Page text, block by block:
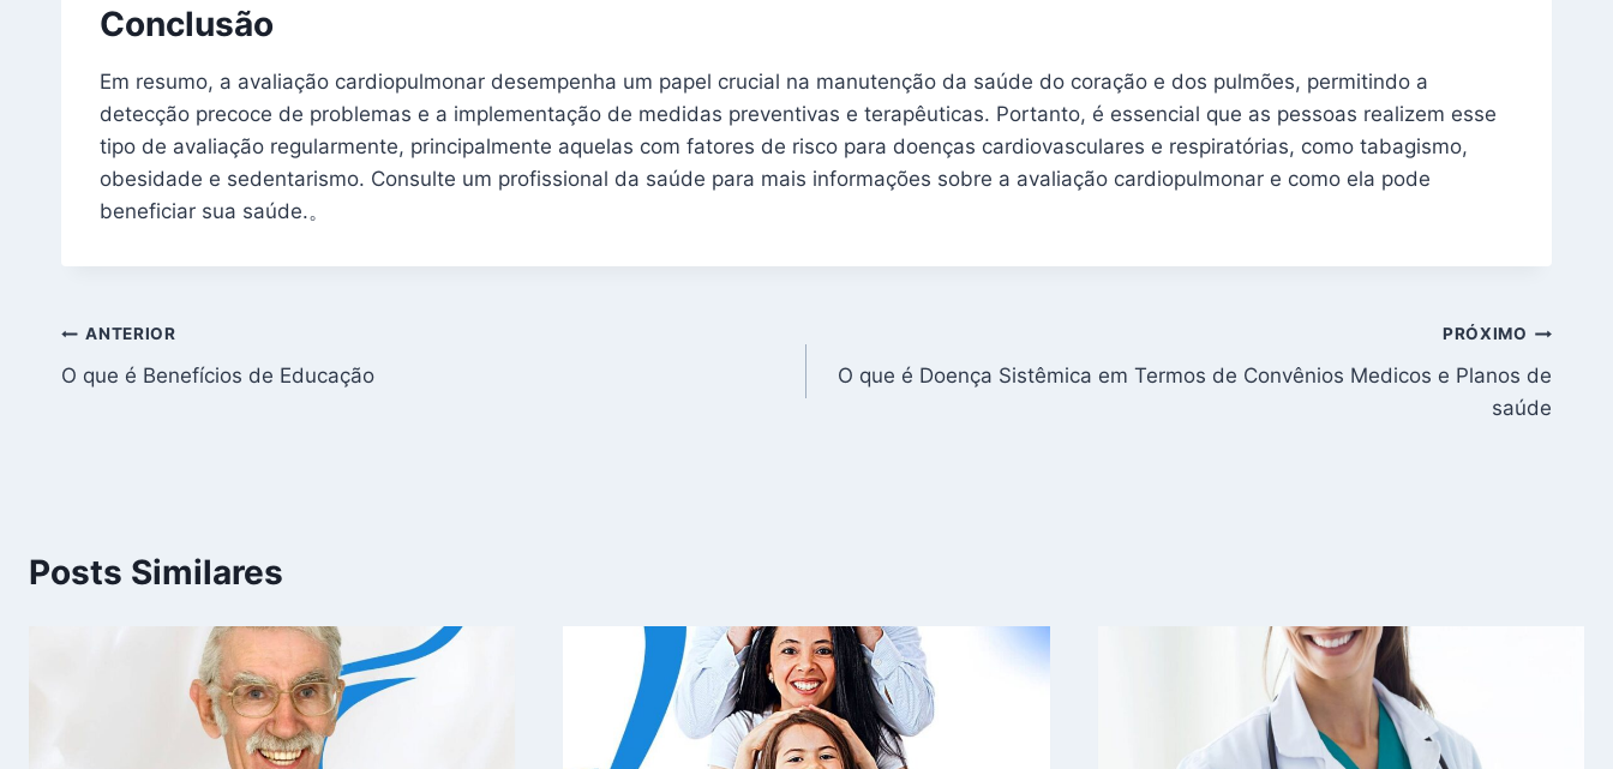
Conclusão
Em resumo, a avaliação cardiopulmonar desempenha um papel crucial na manutenção da saúde do coração e dos pulmões, permitindo a
detecção precoce de problemas e a implementação de medidas preventivas e terapêuticas. Portanto, é essencial que as pessoas realizem esse
tipo de avaliação regularmente, principalmente aquelas com fatores de risco para doenças cardiovasculares e respiratórias, como tabagismo,
obesidade e sedentarismo. Consulte um profissional da saúde para mais informações sobre a avaliação cardiopulmonar e como ela pode
beneficiar sua saúde.。
Navegação
de
ANTERIOR
O que é Benefícios de Educação
PRÓXIMO
O que é Doença Sistêmica em Termos de Convênios Medicos e Planos de
saúde
Posts Similares